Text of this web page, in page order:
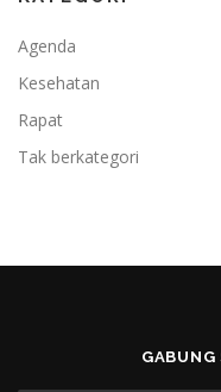
Agenda
Kesehatan
Rapat
Tak berkategori
GABUNG